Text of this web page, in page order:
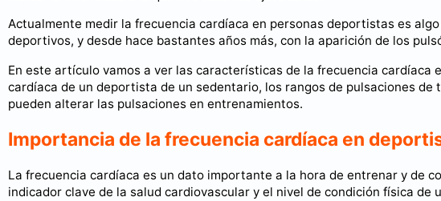
Actualmente medir la frecuencia cardíaca en personas deportistas es
deportivos, y desde hace bastantes años más, con la aparición de los
En este artículo vamos a ver las características de la frecuencia cardíaca
cardíaca de un deportista de un sedentario, los rangos de pulsaciones
pueden alterar las pulsaciones en entrenamientos.
Importancia de la frecuencia cardíaca en
La frecuencia cardíaca es un dato importante a la hora de entrenar y de
indicador clave de la salud cardiovascular y el nivel de condición física de